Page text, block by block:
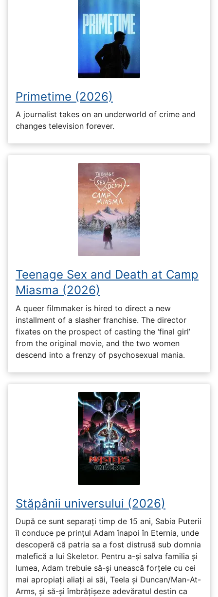
Primetime (2026)
A journalist takes on an underworld of crime and
changes television forever.
Teenage Sex and Death at Camp
Miasma (2026)
A queer filmmaker is hired to direct a new
installment of a slasher franchise. The director
fixates on the prospect of casting the ‘final girl’
from the original movie, and the two women
descend into a frenzy of psychosexual mania.
Stăpânii universului (2026)
După ce sunt separați timp de 15 ani, Sabia Puterii
îl conduce pe prințul Adam înapoi în Eternia, unde
descoperă că patria sa a fost distrusă sub domnia
malefică a lui Skeletor. Pentru a-și salva familia și
lumea, Adam trebuie să-și unească forțele cu cei
mai apropiați aliați ai săi, Teela și Duncan/Man-At-
Arms, și să-și îmbrățișeze adevăratul destin ca